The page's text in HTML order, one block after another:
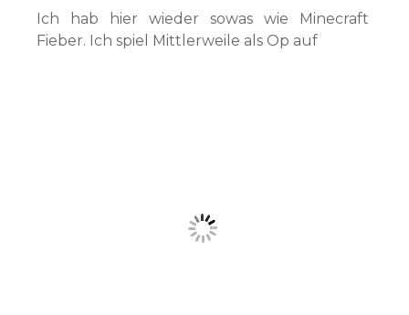
Ich hab hier wieder sowas wie Minecraft
Fieber. Ich spiel Mittlerweile als Op auf